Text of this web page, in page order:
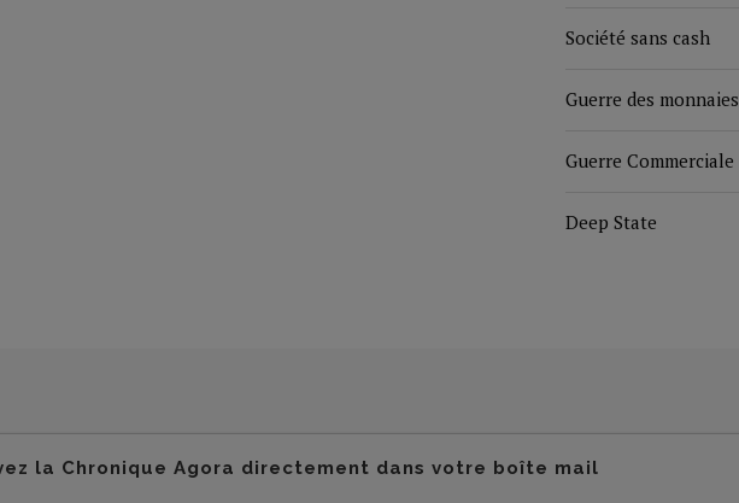
Société sans cash
Guerre des monnaies
Guerre Commerciale
Deep State
la Chronique Agora directement dans votre boîte mail